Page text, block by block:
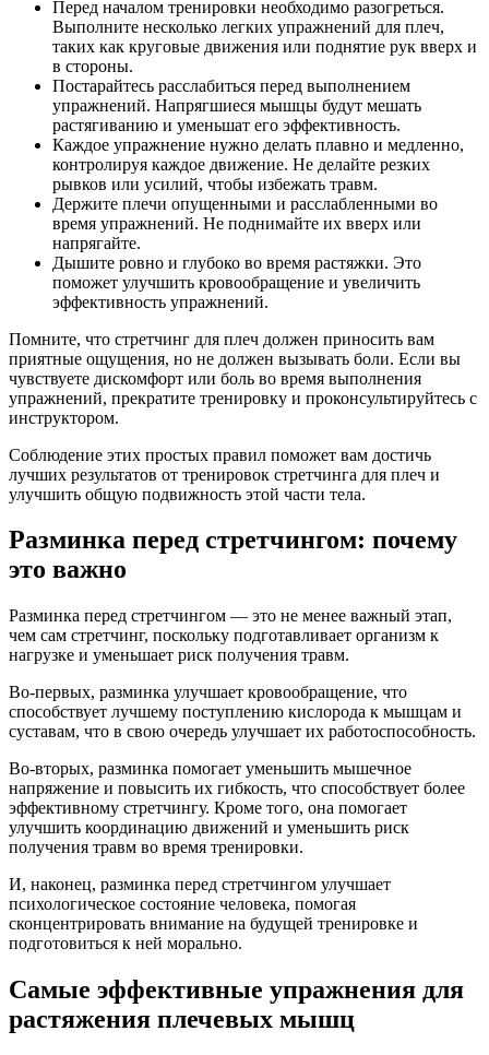
Перед началом тренировки необходимо разогреться.
Выполните несколько легких упражнений для плеч,
таких как круговые движения или поднятие рук вверх и
в стороны.
Постарайтесь расслабиться перед выполнением
упражнений. Напрягшиеся мышцы будут мешать
растягиванию и уменьшат его эффективность.
Каждое упражнение нужно делать плавно и медленно,
контролируя каждое движение. Не делайте резких
рывков или усилий, чтобы избежать травм.
Держите плечи опущенными и расслабленными во
время упражнений. Не поднимайте их вверх или
напрягайте.
Дышите ровно и глубоко во время растяжки. Это
поможет улучшить кровообращение и увеличить
эффективность упражнений.
Помните, что стретчинг для плеч должен приносить вам
приятные ощущения, но не должен вызывать боли. Если вы
чувствуете дискомфорт или боль во время выполнения
упражнений, прекратите тренировку и проконсультируйтесь с
инструктором.
Соблюдение этих простых правил поможет вам достичь
лучших результатов от тренировок стретчинга для плеч и
улучшить общую подвижность этой части тела.
Разминка перед стретчингом: почему
это важно
Разминка перед стретчингом — это не менее важный этап,
чем сам стретчинг, поскольку подготавливает организм к
нагрузке и уменьшает риск получения травм.
Во-первых, разминка улучшает кровообращение, что
способствует лучшему поступлению кислорода к мышцам и
суставам, что в свою очередь улучшает их работоспособность.
Во-вторых, разминка помогает уменьшить мышечное
напряжение и повысить их гибкость, что способствует более
эффективному стретчингу. Кроме того, она помогает
улучшить координацию движений и уменьшить риск
получения травм во время тренировки.
И, наконец, разминка перед стретчингом улучшает
психологическое состояние человека, помогая
сконцентрировать внимание на будущей тренировке и
подготовиться к ней морально.
Самые эффективные упражнения для
растяжения плечевых мышц